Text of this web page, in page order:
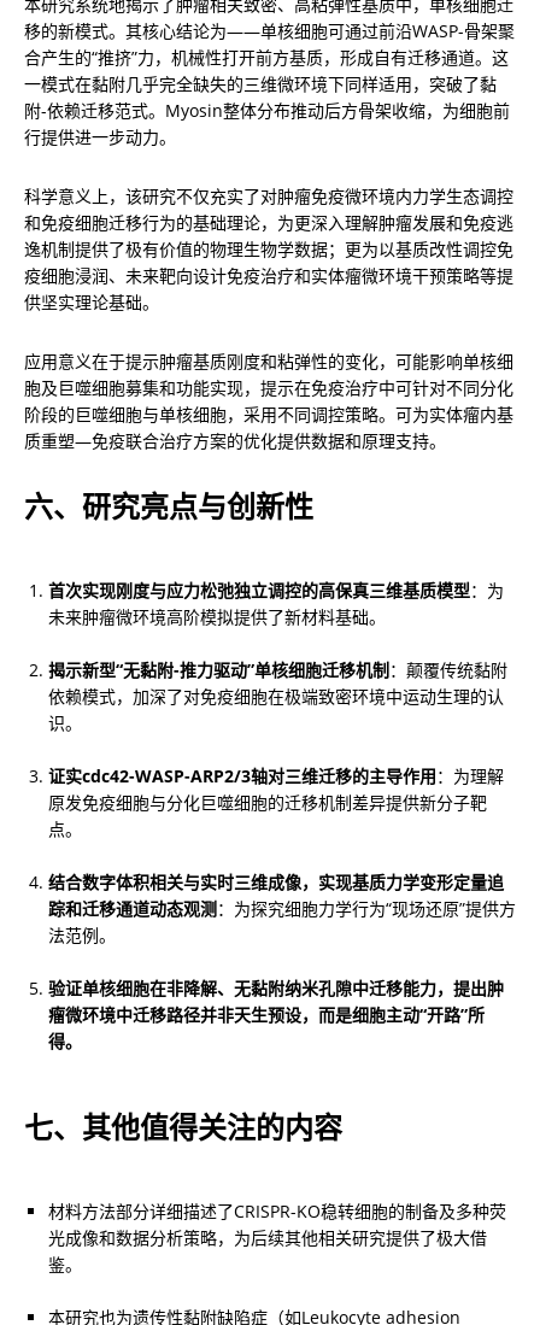
移的新模式。其核心结论为——单核细胞可通过前沿WASP-骨架聚
合产生的“推挤”力，机械性打开前方基质，形成自有迁移通道。这
一模式在黏附几乎完全缺失的三维微环境下同样适用，突破了黏
附-依赖迁移范式。Myosin整体分布推动后方骨架收缩，为细胞前
行提供进一步动力。
科学意义上，该研究不仅充实了对肿瘤免疫微环境内力学生态调控
和免疫细胞迁移行为的基础理论，为更深入理解肿瘤发展和免疫逃
逸机制提供了极有价值的物理生物学数据；更为以基质改性调控免
疫细胞浸润、未来靶向设计免疫治疗和实体瘤微环境干预策略等提
供坚实理论基础。
应用意义在于提示肿瘤基质刚度和粘弹性的变化，可能影响单核细
胞及巨噬细胞募集和功能实现，提示在免疫治疗中可针对不同分化
阶段的巨噬细胞与单核细胞，采用不同调控策略。可为实体瘤内基
质重塑—免疫联合治疗方案的优化提供数据和原理支持。
六、研究亮点与创新性
首次实现刚度与应力松弛独立调控的高保真三维基质模型：为
未来肿瘤微环境高阶模拟提供了新材料基础。
揭示新型“无黏附-推力驱动”单核细胞迁移机制：颠覆传统黏附
依赖模式，加深了对免疫细胞在极端致密环境中运动生理的认
识。
证实cdc42-WASP-ARP2/3轴对三维迁移的主导作用：为理解
原发免疫细胞与分化巨噬细胞的迁移机制差异提供新分子靶
点。
结合数字体积相关与实时三维成像，实现基质力学变形定量追
踪和迁移通道动态观测：为探究细胞力学行为“现场还原”提供方
法范例。
验证单核细胞在非降解、无黏附纳米孔隙中迁移能力，提出肿
瘤微环境中迁移路径并非天生预设，而是细胞主动“开路”所
得。
七、其他值得关注的内容
材料方法部分详细描述了CRISPR-KO稳转细胞的制备及多种荧
光成像和数据分析策略，为后续其他相关研究提供了极大借
鉴。
本研究也为遗传性黏附缺陷症（如Leukocyte adhesion